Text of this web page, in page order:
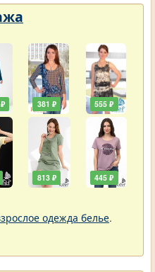
381 ₽
813 ₽
555 ₽
445 ₽
одежда белье.